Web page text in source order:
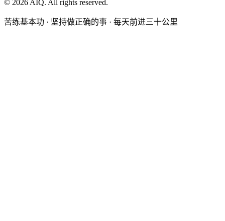
© 2026AIQ. All rights reserved.
苦练基本功 · 坚持做正确的事 · 每天前进三十公里